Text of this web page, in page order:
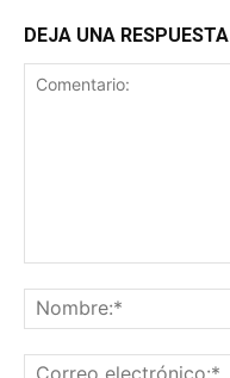
DEJA UNA RESPUESTA